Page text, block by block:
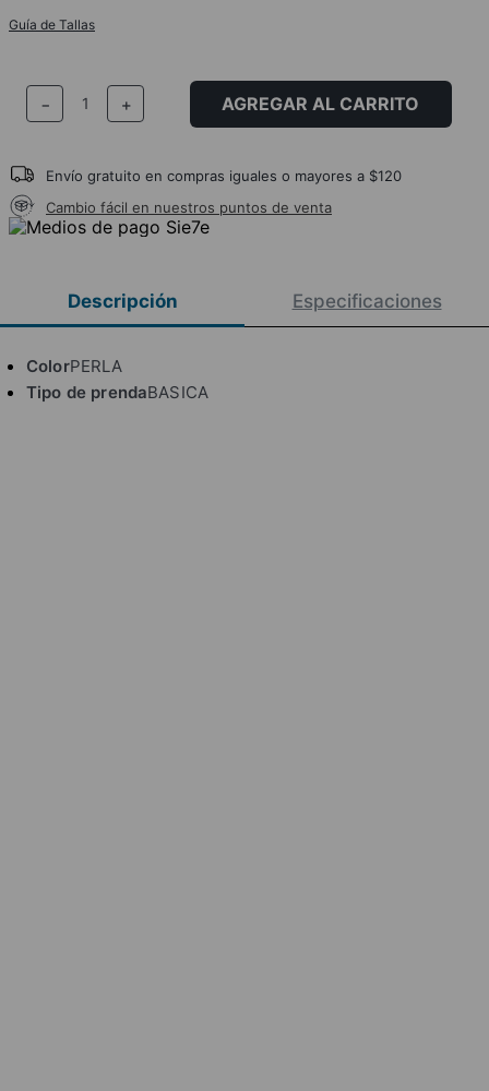
Guía de Tallas
＋
－ AGREGAR AL CARRITO
Envío gratuito en compras iguales o mayores a $120
Cambio fácil en nuestros puntos de venta
Descripción Especificaciones
ColorPERLA
Tipo de prendaBASICA